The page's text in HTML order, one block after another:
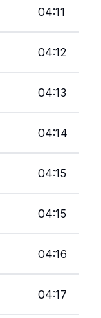
04:11
04:12
04:13
04:14
04:15
04:15
04:16
04:17